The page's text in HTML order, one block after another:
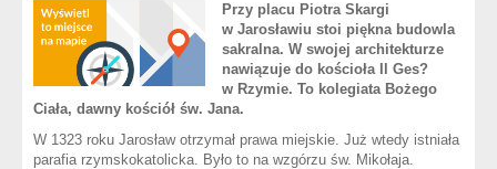
Przy placu Piotra Skargi
w Jarosławiu stoi piękna budowla
sakralna. W swojej architekturze
nawiązuje do kościoła Il Ges?
w Rzymie. To kolegiata Bożego
Ciała, dawny kościół św. Jana.
W 1323 roku Jarosław otrzymał prawa miejskie. Już wtedy istniała
parafia rzymskokatolicka. Było to na wzgórzu św. Mikołaja.